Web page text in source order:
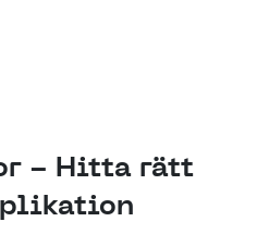
- Hitta rätt